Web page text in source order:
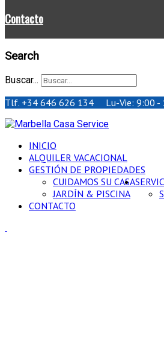
Contacto
Search
Buscar...
Tlf. +34 646 626 134 Lu-Vie: 9:00 -
INICIO
ALQUILER VACACIONAL
GESTIÓN DE PROPIEDADES
CUIDAMOS SU CASA
JARDÍN & PISCINA
CONTACTO